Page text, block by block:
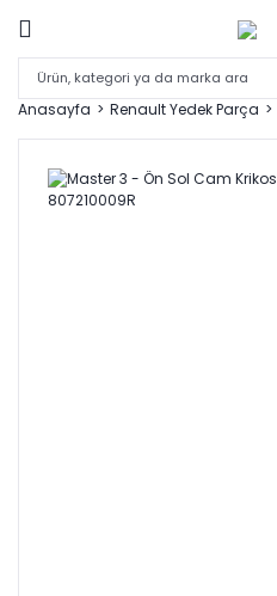
Anasayfa Renault Yedek Parça